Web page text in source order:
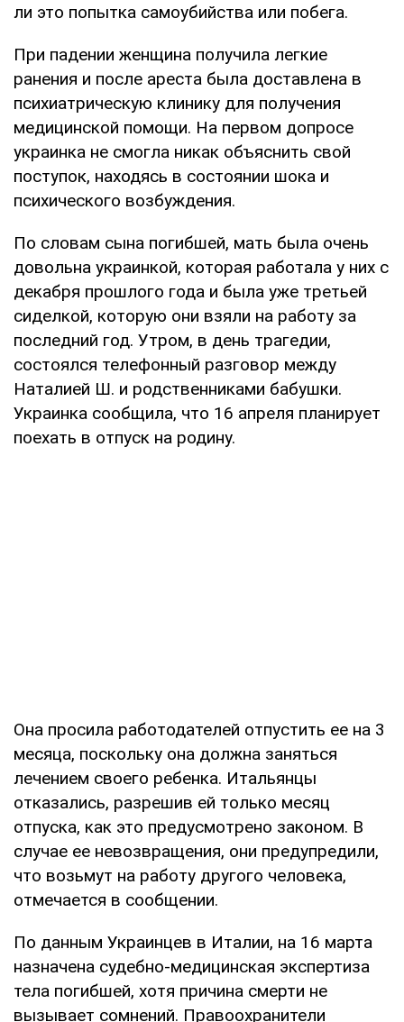
ли это попытка самоубийства или побега.
При падении женщина получила легкие
ранения и после ареста была доставлена в
психиатрическую клинику для получения
медицинской помощи. На первом допросе
украинка не смогла никак объяснить свой
поступок, находясь в состоянии шока и
психического возбуждения.
По словам сына погибшей, мать была очень
довольна украинкой, которая работала у них с
декабря прошлого года и была уже третьей
сиделкой, которую они взяли на работу за
последний год. Утром, в день трагедии,
состоялся телефонный разговор между
Наталией Ш. и родственниками бабушки.
Украинка сообщила, что 16 апреля планирует
поехать в отпуск на родину.
Она просила работодателей отпустить ее на 3
месяца, поскольку она должна заняться
лечением своего ребенка. Итальянцы
отказались, разрешив ей только месяц
отпуска, как это предусмотрено законом. В
случае ее невозвращения, они предупредили,
что возьмут на работу другого человека,
отмечается в сообщении.
По данным Украинцев в Италии, на 16 марта
назначена судебно-медицинская экспертиза
тела погибшей, хотя причина смерти не
вызывает сомнений. Правоохранители